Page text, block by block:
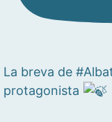
La breva de
protagonista